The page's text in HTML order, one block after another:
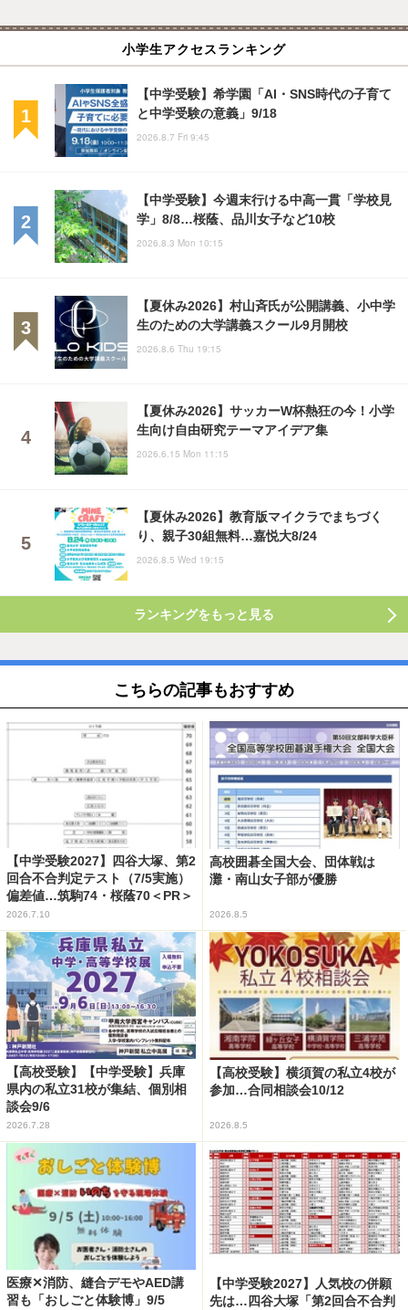
小学生アクセスランキング
【中学受験】希学園「AI・SNS時代の子育て
と中学受験の意義」9/18
2026.8.7 Fri 9:45
【中学受験】今週末行ける中高一貫「学校見
学」8/8…桜蔭、品川女子など10校
2026.8.3 Mon 10:15
【夏休み2026】村山斉氏が公開講義、小中学
生のための大学講義スクール9月開校
2026.8.6 Thu 19:15
【夏休み2026】サッカーW杯熱狂の今！小学
生向け自由研究テーマアイデア集
2026.6.15 Mon 11:15
【夏休み2026】教育版マイクラでまちづく
り、親子30組無料…嘉悦大8/24
2026.8.5 Wed 19:15
ランキングをもっと見る
こちらの記事もおすすめ
【中学受験2027】四谷大塚、第2
回合不合判定テスト（7/5実施）
偏差値…筑駒74・桜蔭70＜PR＞
2026.7.10
高校囲碁全国大会、団体戦は
灘・南山女子部が優勝
2026.8.5
【高校受験】【中学受験】兵庫
県内の私立31校が集結、個別相
談会9/6
2026.7.28
【高校受験】横須賀の私立4校が
参加…合同相談会10/12
2026.8.5
医療✕消防、縫合デモやAED講
習も「おしごと体験博」9/5
【中学受験2027】人気校の併願
先は…四谷大塚「第2回合不合判